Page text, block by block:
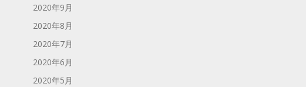
2020年9月
2020年8月
2020年7月
2020年6月
2020年5月